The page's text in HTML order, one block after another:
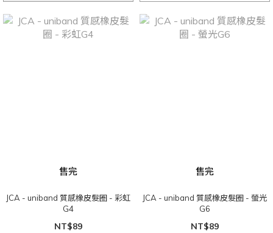
售完
JCA - uniband 質感橡皮髮圈 - 彩虹
G4
NT$89
售完
JCA - uniband 質感橡皮髮圈 - 螢光
G6
NT$89